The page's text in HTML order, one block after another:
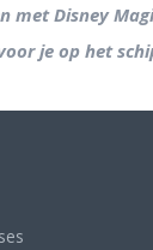
met Disney
je op het